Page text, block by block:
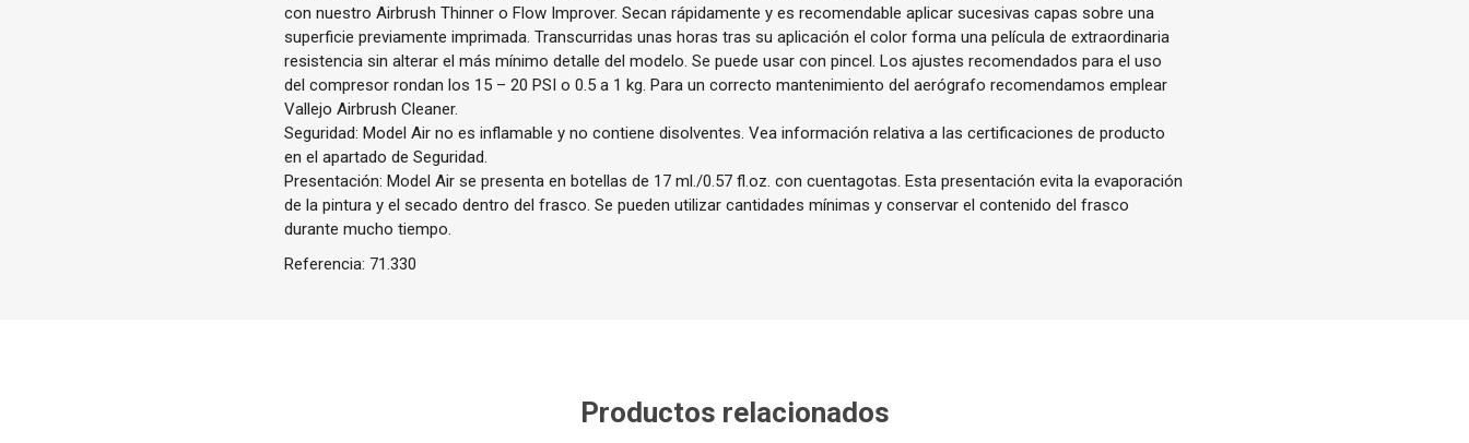
con nuestro Airbrush Thinner o Flow Improver. Secan rápidamente y es recomendable aplicar sucesivas capas sobre una
superficie previamente imprimada. Transcurridas unas horas tras su aplicación el color forma una película de extraordinaria
resistencia sin alterar el más mínimo detalle del modelo. Se puede usar con pincel. Los ajustes recomendados para el uso
del compresor rondan los 15 – 20 PSI o 0.5 a 1 kg. Para un correcto mantenimiento del aerógrafo recomendamos emplear
Vallejo Airbrush Cleaner.
Seguridad: Model Air no es inflamable y no contiene disolventes. Vea información relativa a las certificaciones de producto
en el apartado de Seguridad.
Presentación: Model Air se presenta en botellas de 17 ml./0.57 fl.oz. con cuentagotas. Esta presentación evita la evaporación
de la pintura y el secado dentro del frasco. Se pueden utilizar cantidades mínimas y conservar el contenido del frasco
durante mucho tiempo.
Referencia: 71.330
Productos relacionados